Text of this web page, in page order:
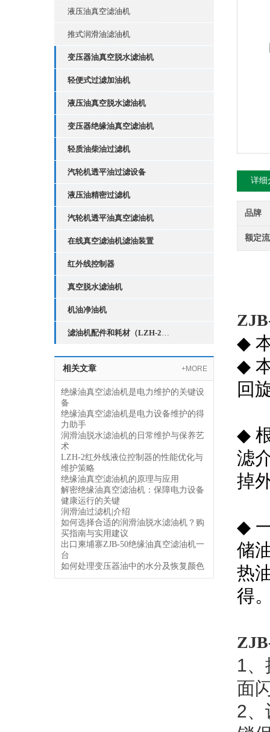
液压油真空滤油机
推式润滑油滤油机
变压器油真空脱水滤油机
轻便式过滤加油机
液压油真空脱水滤油机
变压器绝缘油真空滤油机
轻质油柴油过滤机
汽轮机透平油过滤设备
液压油精密过滤机
汽轮机透平油真空滤油机
在线真空滤油机滤油装置
红外线控制器
真空脱水滤油机
机油净油机
滤油机配件和耗材（LZH-2红外线液位控制器）
相关文章 +MORE
绝缘油真空滤油机是电力维护的关键设
备
绝缘油真空滤油机是电力设备维护的得
力助手
润滑油脱水滤油机的日常维护与保养艺
术
LZH-2红外线液位控制器的性能优化与
维护策略
绝缘油真空滤油机的原理与应用
解密绝缘油真空滤油机：保障电力设备
健康运行的关键
润滑油过滤机|介绍
如何选择合适的润滑油脱水滤油机？购
买指南与实用建议
出口柬埔寨ZJB-50绝缘油真空滤油机一
台
如何处理变压器油中的水分及恢复颜色
详细
品牌
额定
◆
◆
回
◆
滤
掉
◆
储
热
得
1
面
2